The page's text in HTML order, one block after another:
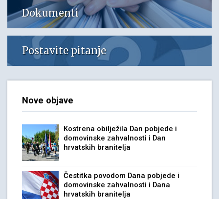
Dokumenti
Postavite pitanje
Nove objave
Kostrena obilježila Dan pobjede i
domovinske zahvalnosti i Dan
hrvatskih branitelja
Čestitka povodom Dana pobjede i
domovinske zahvalnosti i Dana
hrvatskih branitelja